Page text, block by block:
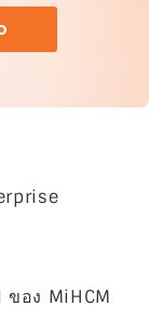
อง MiHCM